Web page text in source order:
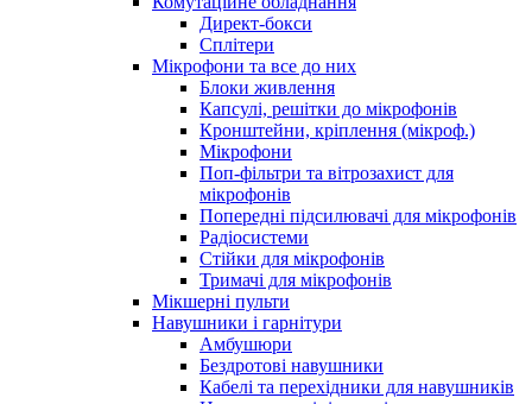
Директ-бокси
Сплітери
Мікрофони та все до них
Блоки живлення
Капсулі, решітки до мікрофонів
Кронштейни, кріплення (мікроф.)
Мікрофони
Поп-фільтри та вітрозахист для
мікрофонів
Попередні підсилювачі для мікрофонів
Радіосистеми
Стійки для мікрофонів
Тримачі для мікрофонів
Мікшерні пульти
Навушники і гарнітури
Амбушюри
Бездротові навушники
Кабелі та перехідники для навушників